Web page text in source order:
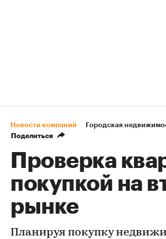
Новости компаний Городская
Поделиться
Проверка
покупкой на
рынке
Планируя покупку